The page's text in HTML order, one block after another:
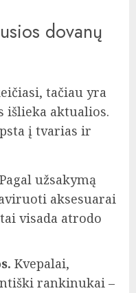
dovanų
tačiau yra
išlieka aktualios.
į tvarias ir
Pagal užsakymą
aksesuarai
visada atrodo
Kvepalai,
rankinukai –